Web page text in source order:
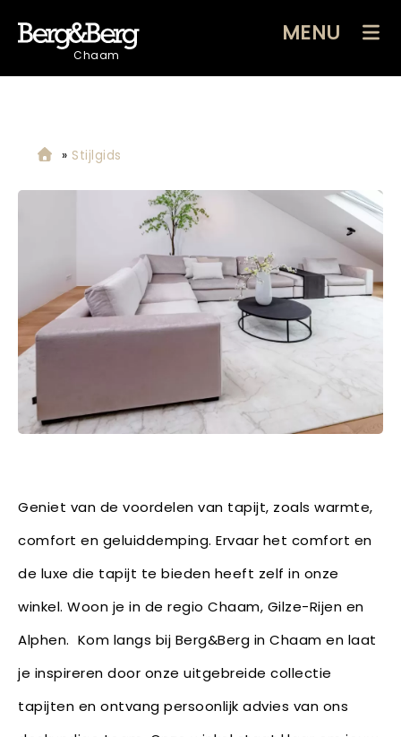
Chaam
MENU
» Stijlgids
Geniet van de voordelen van tapijt, zoals warmte,
comfort en geluiddemping. Ervaar het comfort en
de luxe die tapijt te bieden heeft zelf in onze
winkel. Woon je in de regio Chaam, Gilze-Rijen en
Alphen. Kom langs bij Berg&Berg in Chaam en laat
je inspireren door onze uitgebreide collectie
tapijten en ontvang persoonlijk advies van ons